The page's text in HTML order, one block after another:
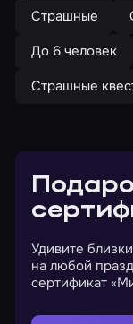
Страшные
До 6 человек
Страшные
Удивите
на любой
сертификат